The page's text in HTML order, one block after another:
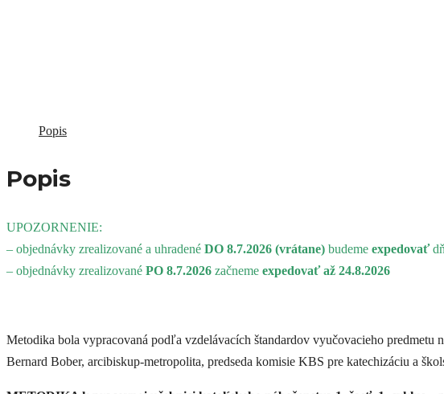
Popis
Popis
UPOZORNENIE:
– objednávky zrealizované a uhradené DO 8.7.2026 (vrátane) budeme expedovať
– objednávky zrealizované PO 8.7.2026 začneme expedovať až 24.8.2026
Metodika bola vypracovaná podľa vzdelávacích štandardov vyučovacieho
Bernard Bober, arcibiskup-metropolita, predseda komisie KBS pre katechizáciu a